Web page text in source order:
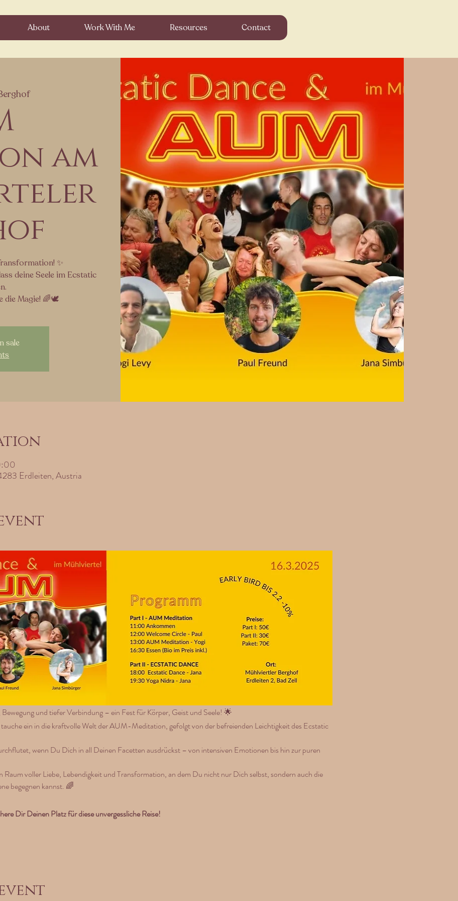
About Work With Me Resources Contact
am
✨
deine Seele im Ecstatic
die Magie! 🌈🕊️
sale
Erdleiten, Austria
Bewegung und tiefer Verbindung – ein Fest für Körper, Geist und Seele! 🌟
ein in die kraftvolle Welt der AUM-Meditation, gefolgt von der befreienden Leichtigkeit des Ecstatic
wenn Du Dich in all Deinen Facetten ausdrückst – von intensiven Emotionen bis hin zur puren
Raum voller Liebe, Lebendigkeit und Transformation, an dem Du nicht nur Dich selbst, sondern auch die
begegnen kannst. 🌈
Dir Deinen Platz für diese unvergessliche Reise!